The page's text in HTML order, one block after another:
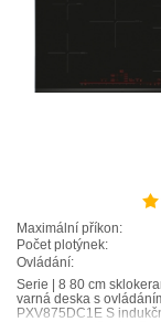
Maximální příkon:
Počet plotýnek:
Ovládání:
Serie | 8 80 cm
varná deska s
PXV875DC1E S